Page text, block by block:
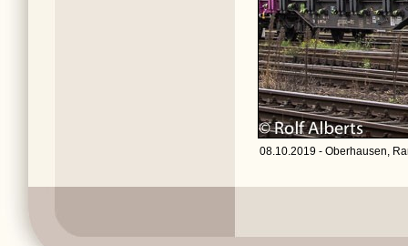
08.10.2019 - Oberhausen,